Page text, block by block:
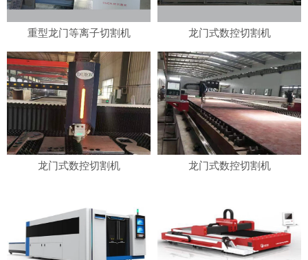
重型龙门等离子切割机 龙门式数控切割机
龙门式数控切割机 龙门式数控切割机